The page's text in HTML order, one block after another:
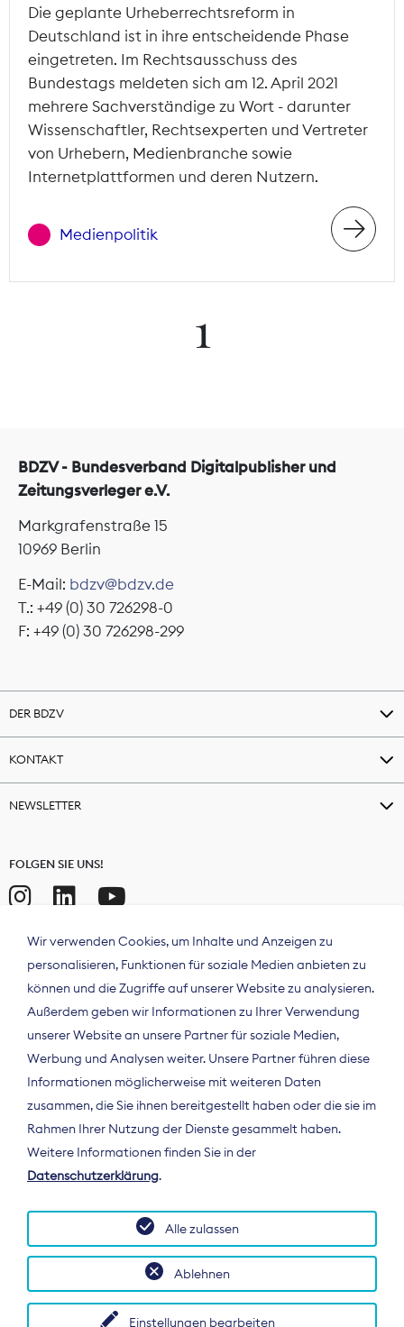
Die geplante Urheberrechtsreform in
Deutschland ist in ihre entscheidende Phase
eingetreten. Im Rechtsausschuss des
Bundestags meldeten sich am 12. April 2021
mehrere Sachverständige zu Wort - darunter
Wissenschaftler, Rechtsexperten und Vertreter
von Urhebern, Medienbranche sowie
Internetplattformen und deren Nutzern.
Medienpolitik
1
BDZV - Bundesverband Digitalpublisher und
Zeitungsverleger e.V.
Markgrafenstraße 15
10969 Berlin
E-Mail: bdzv@bdzv.de
T.: +49 (0) 30 726298-0
F: +49 (0) 30 726298-299
DER BDZV
KONTAKT
NEWSLETTER
FOLGEN SIE UNS!
Der Bundesverband Digitalpublisher und
Zeitungsverleger (BDZV) vertritt als
Spitzenorganisation die Interessen der
Deutschland und auf EU-Ebene.
Wir verwenden Cookies, um Inhalte und Anzeigen zu
personalisieren, Funktionen für soziale Medien anbieten zu
können und die Zugriffe auf unserer Website zu analysieren.
Außerdem geben wir Informationen zu Ihrer Verwendung
unserer Website an unsere Partner für soziale Medien,
Werbung und Analysen weiter. Unsere Partner führen diese
Informationen möglicherweise mit weiteren Daten
zusammen, die Sie ihnen bereitgestellt haben oder die sie im
Rahmen Ihrer Nutzung der Dienste gesammelt haben.
Weitere Informationen finden Sie in der
Datenschutzerklärung.
Einstellungen bearbeiten
Ablehnen
Alle zulassen